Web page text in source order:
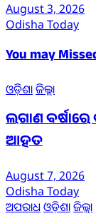
August 3, 2026
Odisha Today
You may
ଓଡ଼ିଶାଜିଲ୍ଲା
ଲଗାଣ
ଆହତ
August 7, 2026
Odisha Today
ଅପରାଧ ଓଡ଼ିଶାଜିଲ୍ଲା